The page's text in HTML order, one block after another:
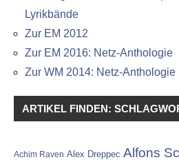
Lyrikbände
Zur EM 2012
Zur EM 2016: Netz-Anthologie
Zur WM 2014: Netz-Anthologie
ARTIKEL FINDEN:
Achim Raven Alex Dreppec Alfons